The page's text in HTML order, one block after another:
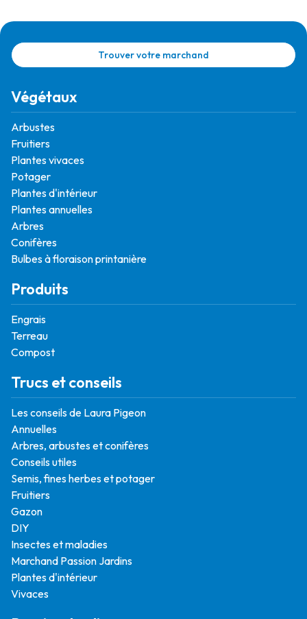
Trouver votre marchand
Végétaux
Arbustes
Fruitiers
Plantes vivaces
Potager
Plantes d'intérieur
Plantes annuelles
Arbres
Conifères
Bulbes à floraison printanière
Produits
Engrais
Terreau
Compost
Trucs et conseils
Les conseils de Laura Pigeon
Annuelles
Arbres, arbustes et conifères
Conseils utiles
Semis, fines herbes et potager
Fruitiers
Gazon
DIY
Insectes et maladies
Marchand Passion Jardins
Plantes d'intérieur
Vivaces